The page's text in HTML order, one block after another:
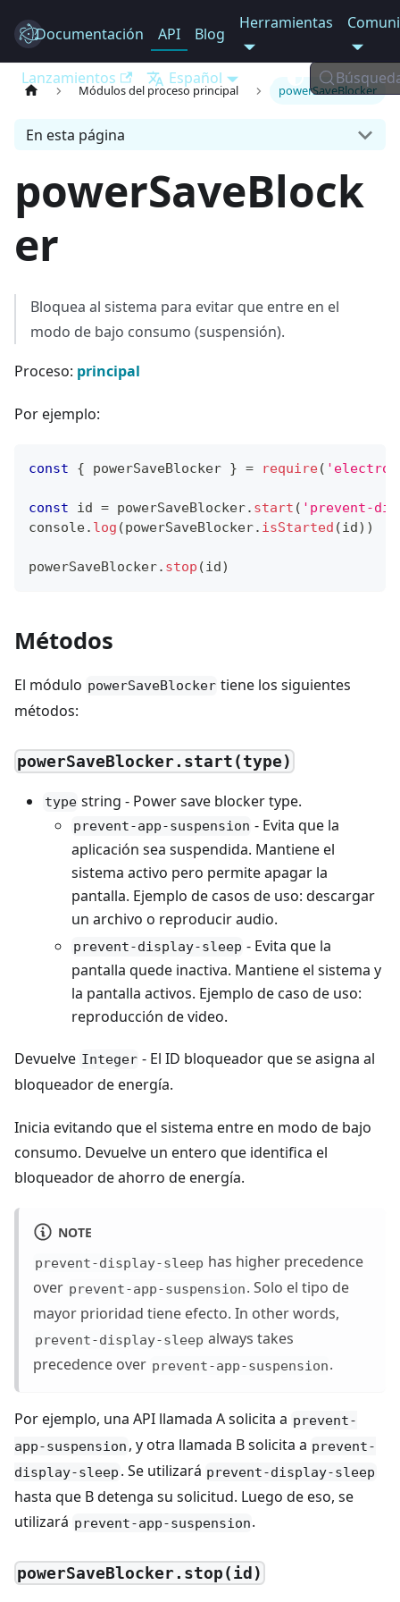
Electron
Documentación API Blog
Herramientas
Lanzamientos Español
Módulos del proceso principal powerSaveBlocker
En esta página
powerSaveBlock
er
Bloquea al sistema para evitar que entre en el
modo de bajo consumo (suspensión).
Proceso: principal
Por ejemplo:
const { powerSaveBlocker } = require(
const id = powerSaveBlocker. start ( 'prevent-
console. log (powerSaveBlocker. isStarted (id) )
powerSaveBlocker. stop (id)
Métodos
El módulo powerSaveBlocker tiene los siguientes
métodos:
powerSaveBlocker.start(type)
type string - Power save blocker type.
prevent-app-suspension - Evita que la
aplicación sea suspendida. Mantiene el
sistema activo pero permite apagar la
pantalla. Ejemplo de casos de uso: descargar
un archivo o reproducir audio.
prevent-display-sleep - Evita que la
pantalla quede inactiva. Mantiene el sistema y
la pantalla activos. Ejemplo de caso de uso:
reproducción de video.
Devuelve Integer - El ID bloqueador que se asigna al
bloqueador de energía.
Inicia evitando que el sistema entre en modo de bajo
consumo. Devuelve un entero que identifica el
bloqueador de ahorro de energía.
NOTE
prevent-display-sleep has higher precedence
over prevent-app-suspension. Solo el tipo de
mayor prioridad tiene efecto. In other words,
prevent-display-sleep always takes
precedence over prevent-app-suspension.
Por ejemplo, una API llamada A solicita a prevent-
app-suspension , y otra llamada B solicita a prevent-
display-sleep . Se utilizará prevent-display-sleep
hasta que B detenga su solicitud. Luego de eso, se
utilizará prevent-app-suspension.
powerSaveBlocker.stop(id)